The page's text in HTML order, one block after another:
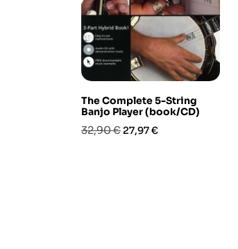
The Complete 5-String
Banjo Player (book/CD)
Prezzo
32,90 € Prezzo
27,97 €